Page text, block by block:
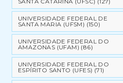
UNIVERSIDADE FEDERAL DE
SANTA MARIA (UFSM) (150)
UNIVERSIDADE FEDERAL DO
AMAZONAS (UFAM) (86)
UNIVERSIDADE FEDERAL DO
ESPÍRITO SANTO (UFES) (71)